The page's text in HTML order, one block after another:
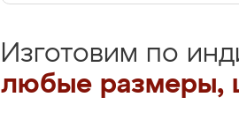
Изготовим по
любые размеры,